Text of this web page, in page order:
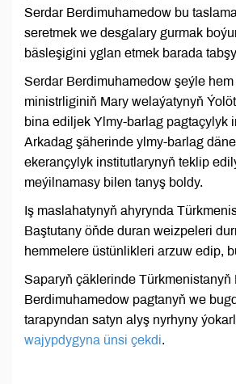
Serdar Berdimuhamedow bu
seretmek we desgalary gurmak
bäsleşigini yglan etmek barada
Serdar Berdimuhamedow şeýle
ministrliginiň Mary welaýatynyň
bina ediljek Ylmy-barlag pagtaçylyk
Arkadag şäherinde ylmy-barlag
ekerançylyk institutlarynyň teklip
meýilnamasy bilen tanyş boldy.
Iş maslahatynyň ahyrynda
Baştutany öňde duran weizpeleri
hemmelere üstünlikleri arzuw edip,
Saparyň çäklerinde Türkmenistanyň
Berdimuhamedow pagtanyň we
tarapyndan satyn alyş nyrhyny
wajypdygyna ünsi çekdi.